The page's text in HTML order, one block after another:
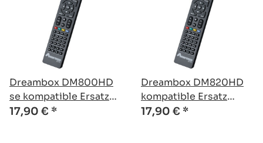
Dreambox DM800HD
se kompatible Ersatz
Fernbedienung
17,90 € *
Dreambox DM820HD
kompatible Ersatz
Fernbedienung
17,90 € *